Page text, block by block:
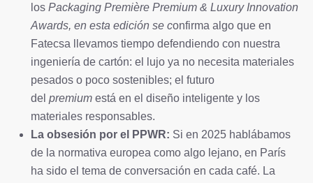
los Packaging Première Premium & Luxury Innovation
Awards, en esta edición se confirma algo que en
Fatecsa llevamos tiempo defendiendo con nuestra
ingeniería de cartón: el lujo ya no necesita materiales
pesados o poco sostenibles; el futuro
del premium está en el diseño inteligente y los
materiales responsables.
La obsesión por el PPWR: Si en 2025 hablábamos
de la normativa europea como algo lejano, en París
ha sido el tema de conversación en cada café. La